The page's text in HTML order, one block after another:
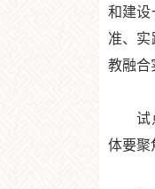
和建设
准、
教融合
试点
体要聚